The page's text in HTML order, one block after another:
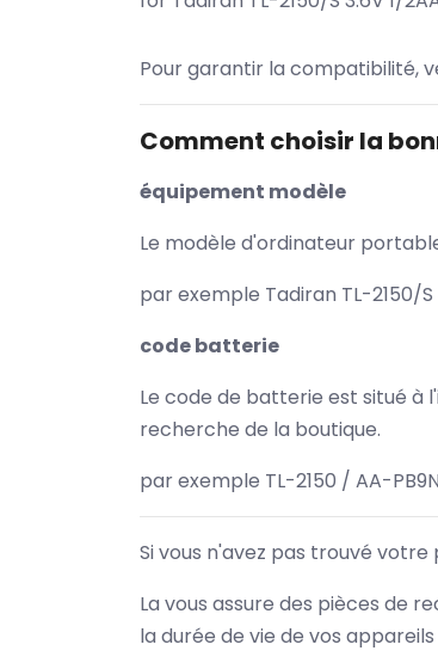
Pour garantir la compatibilité,
Comment choisir la
équipement modèle
Le modèle d'ordinateur
par exemple Tadiran TL-2150/S
code batterie
Le code de batterie est situé à
recherche de la boutique.
par exemple TL-2150 / AA-
Si vous n'avez pas trouvé
La vous assure des pièces de
la durée de vie de vos